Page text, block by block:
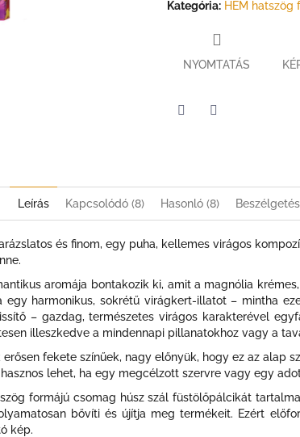
Kategória: HEM hatszög
NYOMTATÁS
Leírás Kapcsolódó (8) Hasonló (8) Beszélgetés
és finom, egy puha, kellemes virágos
aromája bontakozik ki, amit a magnólia
harmonikus, sokrétű virágkert-illatot – mintha
– gazdag, természetes virágos karakterével
illeszkedve a mindennapi pillanatokhoz vagy a
fekete színűek, nagy előnyük, hogy ez az alap
lehet, ha egy megcélzott szervre vagy egy
formájú csomag húsz szál füstölőpálcikát
bővíti és újítja meg termékeit. Ezért
kép.